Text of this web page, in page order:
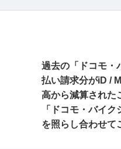
過去の「ドコモ・
払い請求分がiD /
高から減算された
「ドコモ・バイ
を照らし合わせて